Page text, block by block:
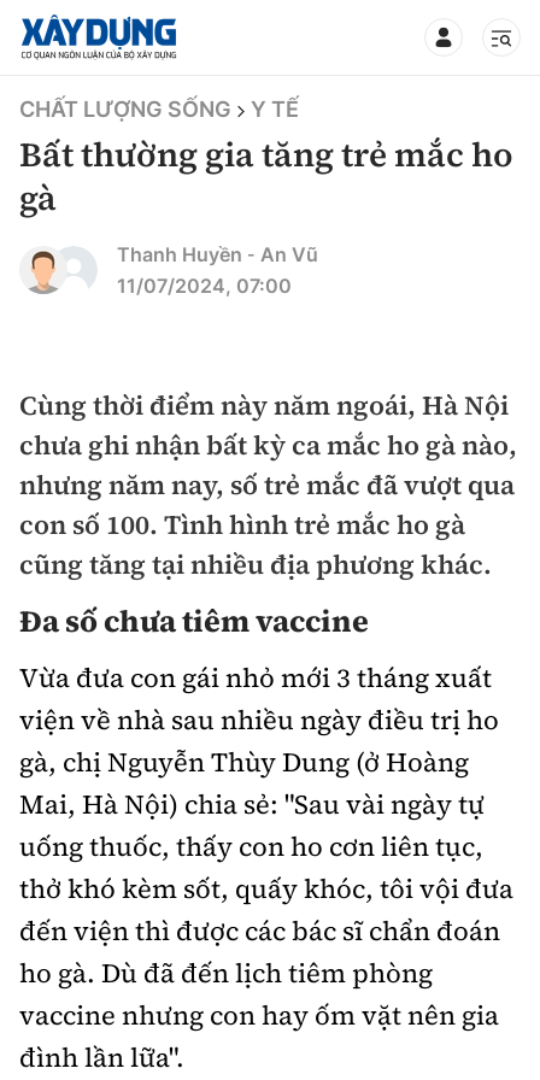
TIN BỘ XÂY DỰNG
CHUYÊN MỤC
Chính trị
Xã hội
Chuyện dọc đường
Cải chính
Xây dựng
Chỉ đạo điều hành
Quy hoạch kiến trúc
Vật liệu xây dựng
Giám định chất lượng
Quản lý đô thị
Giao thông
Quản lý
Đường bộ
Hàng không
Đường sắt
Đăng kiểm
Đường sắt tốc độ cao
Đường thủy
Hàng hải
Đường sắt đô thị
Kinh tế
Tài chính
Chứng khoán
Bảo hiểm
Doanh nghiệp
Pháp luật
Thanh tra
An ninh hình sự
Điều tra
Pháp đình
Hỏi - Đáp
An toàn giao thông
Giao thông 24h
ATGT địa phương
Văn hóa giao thông
Lái xe an toàn
Chung tay vì ATGT
Chất lượng sống
Giáo dục
Y tế
Đời sống
Lao động - Công đoàn
Văn hóa - Giải Trí
Văn hóa
Showbiz
Điện ảnh
Thể thao
Bóng đá
Bình luận
Công nghệ
CHẤT LƯỢNG SỐNG Y TẾ
Bất thường gia tăng trẻ mắc ho
gà
Thanh Huyền - An Vũ
11/07/2024, 07:00
Cùng thời điểm này năm ngoái, Hà Nội
chưa ghi nhận bất kỳ ca mắc ho gà nào,
nhưng năm nay, số trẻ mắc đã vượt qua
con số 100. Tình hình trẻ mắc ho gà
cũng tăng tại nhiều địa phương khác.
Đa số chưa tiêm vaccine
Vừa đưa con gái nhỏ mới 3 tháng xuất
viện về nhà sau nhiều ngày điều trị ho
gà, chị Nguyễn Thùy Dung (ở Hoàng
Mai, Hà Nội) chia sẻ: "Sau vài ngày tự
uống thuốc, thấy con ho cơn liên tục,
thở khó kèm sốt, quấy khóc, tôi vội đưa
đến viện thì được các bác sĩ chẩn đoán
ho gà. Dù đã đến lịch tiêm phòng
vaccine nhưng con hay ốm vặt nên gia
đình lần lữa".